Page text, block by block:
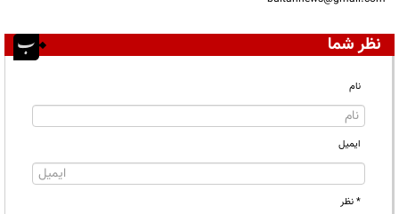
نظر شما
نام
ایمیل
* نظر